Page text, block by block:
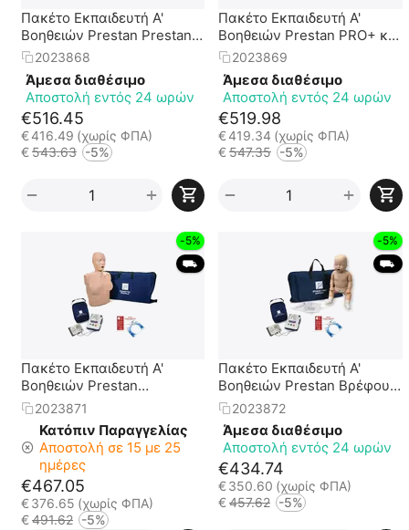
Πακέτο Εκπαιδευτή Α'
Βοηθειών Prestan Prestan
Jaw Thrust + Εκπ.
UltraTrainer
2023868
Άμεσα διαθέσιμο
Αποστολή εντός 24 ωρών
€516.45
€416.49 (χωρίς ΦΠΑ)
€ 543.63 -5%
+
−
Πακέτο Εκπαιδευτή Α'
Βοηθειών Prestan PRO+ και
Εκπ. Απινιδωτής Prestan
2023869
Άμεσα διαθέσιμο
Αποστολή εντός 24 ωρών
€519.98
€419.34 (χωρίς ΦΠΑ)
€547.35 -5%
+
−
-5%
⛟
Πακέτο Εκπαιδευτή Α'
Βοηθειών Prestan
Γυναικείο + Εκπ.
Απινιδωτής Prestan
UltraTrainer
2023871
Κατόπιν Παραγγελίας
Αποστολή σε 15 με 25
ημέρες
€467.05
€ 376.65 (χωρίς ΦΠΑ)
€ 491.62 -5%
-5%
⛟
Πακέτο Εκπαιδευτή Α'
Βοηθειών Prestan Βρέφους
+ Εκπ. Απινιδωτής Prestan
UltraTrainer
2023872
Άμεσα διαθέσιμο
Αποστολή εντός 24 ωρών
€434.74
€350.60 (χωρίς ΦΠΑ)
€457.62 -5%